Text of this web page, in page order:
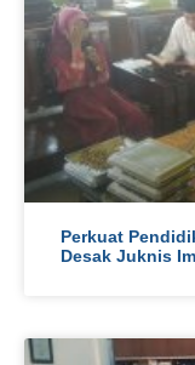
Perkuat
Desak Juknis